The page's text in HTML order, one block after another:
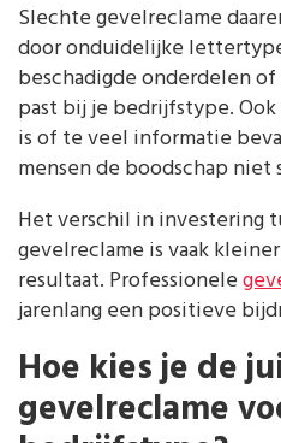
Slechte gevelreclame
door onduidelijke
beschadigde onderdelen
past bij je bedrijfstype.
is of te veel informatie
mensen de boodschap
Het verschil in investering
gevelreclame is vaak
resultaat. Professionele
jarenlang een positieve
Hoe kies je de
gevelreclame